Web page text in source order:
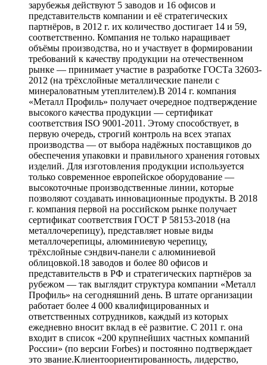
зарубежья действуют 5 заводов и 16 офисов и
представительств компании и её стратегических
партнёров, в 2012 г. их количество достигает 14 и 59,
соответственно. Компания не только наращивает
объёмы производства, но и участвует в формировании
требований к качеству продукции на отечественном
рынке — принимает участие в разработке ГОСТа 32603-
2012 (на трёхслойные металлические панели с
минераловатным утеплителем).В 2014 г. компания
«Металл Профиль» получает очередное подтверждение
высокого качества продукции — сертификат
соответствия ISO 9001-2011. Этому способствует, в
первую очередь, строгий контроль на всех этапах
производства — от выбора надёжных поставщиков до
обеспечения упаковки и правильного хранения готовых
изделий. Для изготовления продукции используется
только современное европейское оборудование —
высокоточные производственные линии, которые
позволяют создавать инновационные продукты. В 2018
г. компания первой на российском рынке получает
сертификат соответствия ГОСТ Р 58153-2018 (на
металлочерепицу), представляет новые виды
металлочерепицы, алюминиевую черепицу,
трёхслойные сэндвич-панели с алюминиевой
облицовкой.18 заводов и более 80 офисов и
представительств в РФ и стратегических партнёров за
рубежом — так выглядит структура компании «Металл
Профиль» на сегодняшний день. В штате организации
работает более 4 000 квалифицированных и
ответственных сотрудников, каждый из которых
ежедневно вносит вклад в её развитие. С 2011 г. она
входит в список «200 крупнейших частных компаний
России» (по версии Forbes) и постоянно подтверждает
это звание.Клиентоориентированность, лидерство,